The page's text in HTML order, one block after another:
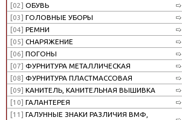
[02] ОБУВЬ
[03] ГОЛОВНЫЕ УБОРЫ
[04] РЕМНИ
[05] СНАРЯЖЕНИЕ
[06] ПОГОНЫ
[07] ФУРНИТУРА МЕТАЛЛИЧЕСКАЯ
[08] ФУРНИТУРА ПЛАСТМАССОВАЯ
[09] КАНИТЕЛЬ, КАНИТЕЛЬНАЯ ВЫШИВКА
[10] ГАЛАНТЕРЕЯ
[11] ГАЛУННЫЕ ЗНАКИ РАЗЛИЧИЯ ВМФ,